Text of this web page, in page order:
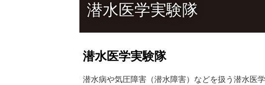
潜水医学実験隊
潜水医学実験隊
潜水病や気圧障害（潜水障害）などを扱う潜水医